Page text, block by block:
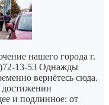
нашего города г.
13-53 Однажды
вернётесь сюда.
и подлинное: от